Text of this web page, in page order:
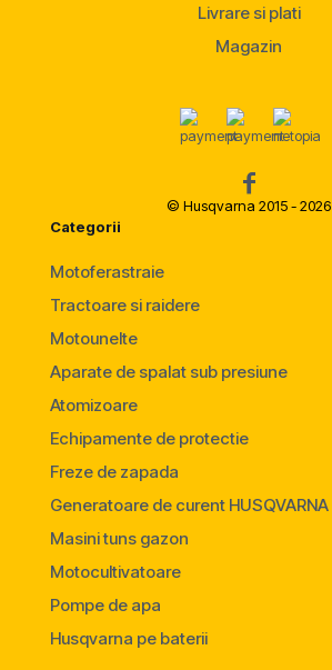
Livrare si plati
Magazin
© Husqvarna 2015 - 2026
Categorii
Motoferastraie
Tractoare si raidere
Motounelte
Aparate de spalat sub presiune
Atomizoare
Echipamente de protectie
Freze de zapada
Generatoare de curent HUSQVARNA
Masini tuns gazon
Motocultivatoare
Pompe de apa
Husqvarna pe baterii